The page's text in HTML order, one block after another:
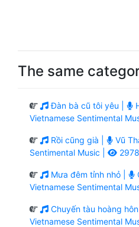
The same
Đàn bà cũ tôi yêu |
Vietnamese Sentimental
Rồi cũng già | Vũ
Sentimental Music |
2978
Mưa đêm tỉnh nhỏ |
Vietnamese Sentimental
Chuyến tàu hoàng hôn
Vietnamese Sentimental